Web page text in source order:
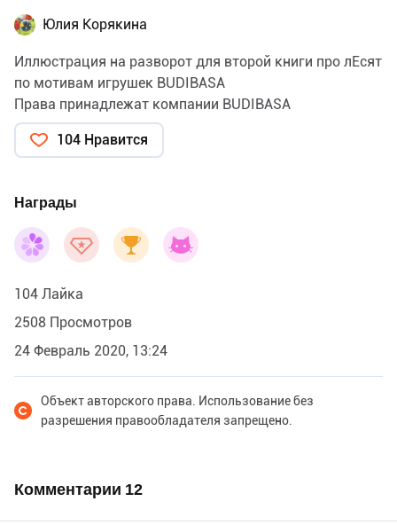
Юлия Корякина
Иллюстрация на разворот для второй книги про лЕсят
по мотивам игрушек BUDIBASA
Права принадлежат компании BUDIBASA
104 Нравится
Награды
104 Лайка
2508 Просмотров
24 Февраль 2020, 13:24
Объект авторского права. Использование без
разрешения правообладателя запрещено.
Комментарии 12